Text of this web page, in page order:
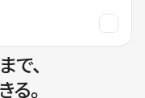
で、
る。